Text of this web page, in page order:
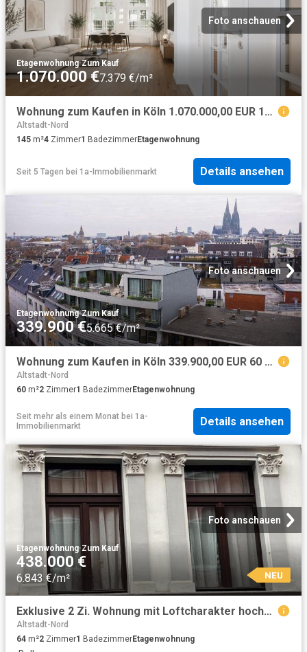
Foto anschauen
Etagenwohnung·Zum Kauf
1.070.000 €7.379 €/m²
Wohnung zum Kaufen in Köln 1.070.000,00 EUR 145 m²
Altstadt-Nord
145 m²4 Zimmer1 BadezimmerEtagenwohnung
Seit 5 Tagen bei 1a-Immobilienmarkt Details ansehen
Foto anschauen
Etagenwohnung·Zum Kauf
339.900 €5.665 €/m²
Wohnung zum Kaufen in Köln 339.900,00 EUR 60 m²
Altstadt-Nord
60 m²2 Zimmer1 BadezimmerEtagenwohnung
Seit mehr als einem Monat bei 1a-
Immobilienmarkt
Details ansehen
Foto anschauen
Etagenwohnung·Zum Kauf
438.000 €
6.843 €/m² NEU
Exklusive 2 Zi. Wohnung mit Loftcharakter hochwertig ausgestattet
Altstadt-Nord
64 m²2 Zimmer1 BadezimmerEtagenwohnung